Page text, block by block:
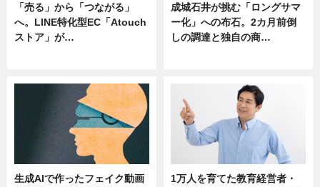
「売る」から「つながる」
へ。LINE特化型EC「Atouch
ストア」が…
成城石井が挑む「ロングサマ
ー化」への布石。2カ月前倒
しの調達と独自の商…
生成AIで作ったフェイク動画
1万人を育てた教育経営者・